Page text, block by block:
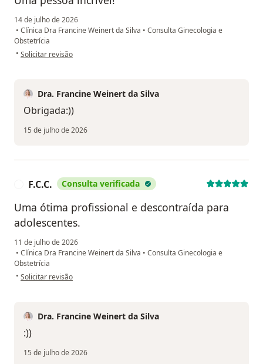
14 de julho de 2026
• Clínica Dra Francine Weinert da Silva • Consulta Ginecologia e
Obstetrícia
• na opinião do utilizador CB
Solicitar revisão
Dra. Francine Weinert da Silva
Obrigada:))
15 de julho de 2026
F.C.C. Consulta verificada
Uma ótima profissional e descontraída para
adolescentes.
11 de julho de 2026
• Clínica Dra Francine Weinert da Silva • Consulta Ginecologia e
Obstetrícia
• na opinião do utilizador F.C.C.
Solicitar revisão
Dra. Francine Weinert da Silva
:))
15 de julho de 2026